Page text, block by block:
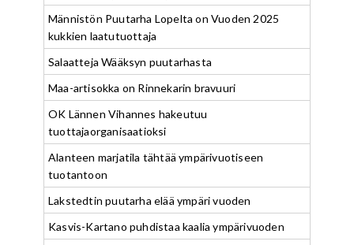
Männistön Puutarha Lopelta on Vuoden 2025
kukkien laatutuottaja
Salaatteja Wääksyn puutarhasta
Maa-artisokka on Rinnekarin bravuuri
OK Lännen Vihannes hakeutuu
tuottajaorganisaatioksi
Alanteen marjatila tähtää ympärivuotiseen
tuotantoon
Lakstedtin puutarha elää ympäri vuoden
Kasvis-Kartano puhdistaa kaalia ympärivuoden